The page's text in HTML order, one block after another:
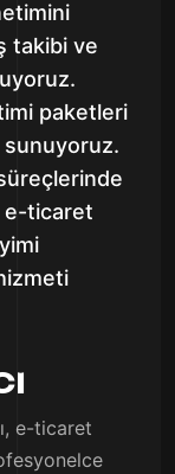
takibi ve
paketleri
sunuyoruz.
e-ticaret
e-ticaret